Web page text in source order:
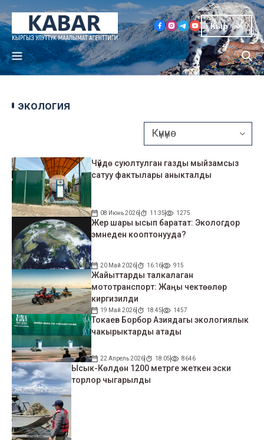
Кыр
экология
Чүйдө суюлтулган газды мыйзамсыз
сатуу фактылары аныкталды
08 Июнь 2026 11:35 1275
Жер шары ысып баратат: Экологдор
эмнеден кооптонууда?
20 Май 2026 16:16 915
Жайыттарды талкалаган
мототранспорт: Жаңы чектөөлөр
киргизилди
19 Май 2026 18:45 1457
Токаев Борбор Азиядагы экологиялык
чакырыктарды атады
22 Апрель 2026 18:05 8646
Ысык-Көлдөн 1200 метрге жеткен эски
торлор чыгарылды